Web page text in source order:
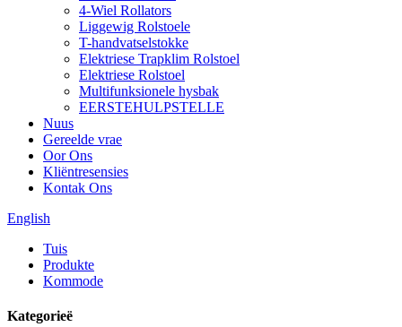
4-Wiel Rollators
Liggewig Rolstoele
T-handvatselstokke
Elektriese Trapklim Rolstoel
Elektriese Rolstoel
Multifunksionele hysbak
EERSTEHULPSTELLE
Nuus
Gereelde vrae
Oor Ons
Kliëntresensies
Kontak Ons
English
Tuis
Produkte
Kommode
Kategorieë